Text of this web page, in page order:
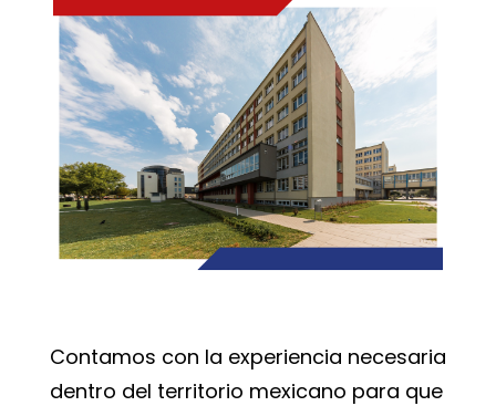
Contamos con la experiencia necesaria
dentro del territorio mexicano para que